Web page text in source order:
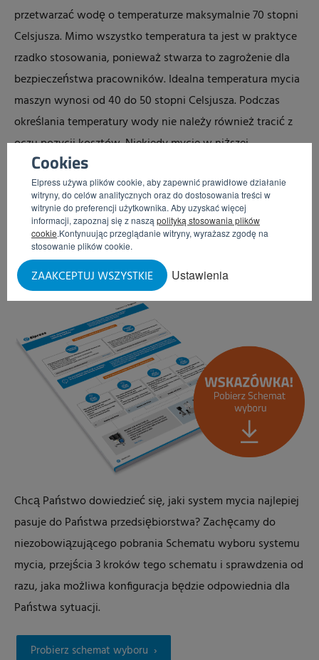
Cookies
Elpress używa plików cookie, aby zapewnić prawidłowe działanie
witryny, do celów analitycznych oraz do dostosowania treści w
witrynie do preferencji użytkownika. Aby uzyskać więcej
informacji, zapoznaj się z naszą polityką stosowania plików
cookie.Kontynuując przeglądanie witryny, wyrażasz zgodę na
stosowanie plików cookie.
Ustawienia
ZAAKCEPTUJ WSZYSTKIE
przetwarzać wodę o temperaturze maksymalnie 70 stopni
Celsjusza. Mimo wszystko temperatura ta jest w praktyce
rzadko stosowania, ponieważ stwarza to zagrożenie dla
bezpieczeństwa pracowników. Idealna temperatura mycia
maszyn wynosi od 40 do 50 stopni Celsjusza. Podczas
określania temperatury wody nie należy również tracić z
oczu pozycji kosztów. Niekiedy mycie w niższej
temperaturze – i z krótszym czasem aktywacji na
powierzchni – jest tańsze niż krótszy proces czyszczenia z
użyciem wysokiej temperatury wody.
Porady na temat konfiguracji Państwa
potencjalnego systemu mycia w
3 krokach
Chcą Państwo dowiedzieć się, jaki system mycia najlepiej
pasuje do Państwa przedsiębiorstwa? Zachęcamy do
niezobowiązującego pobrania Schematu wyboru systemu
mycia, przejścia 3 kroków tego schematu i sprawdzenia od
razu, jaka możliwa konfiguracja będzie odpowiednia dla
Państwa sytuacji.
Probierz schemat wyboru